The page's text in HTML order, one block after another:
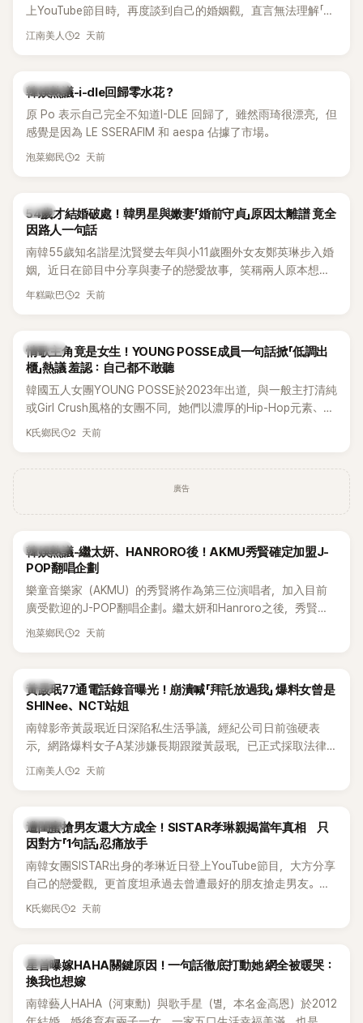
上YouTube節目時，再度談到自己的婚姻觀，直言無法理解「連
另一半的口臭、便便臭都要愛」這種說法，更大方表明自己是不
江南美人 2 天前
熱議討論
韓娛熱議-i-dle回歸零水花？
原 Po 表示自己完全不知道I-DLE 回歸了，雖然雨琦很漂亮，但
感覺是因為 LE SSERAFIM 和 aespa 佔據了市場。
泡菜鄉民 2 天前
韓星
54歲才結婚破處！韓男星與嫩妻「婚前守貞」原因太離譜 竟全
因路人一句話
南韓55歲知名諧星沈賢燮去年與小11歲圈外女友鄭英琳步入婚
姻，近日在節目中分享與妻子的戀愛故事，笑稱兩人原本想享
受兩人世界，沒想到站在飯店門口時竟被路人認出，還一路替
年糕歐巴 2 天前
K-POP
情歌主角竟是女生！YOUNG POSSE成員一句話掀「低調出
櫃」熱議 羞認：自己都不敢聽
韓國五人女團YOUNG POSSE於2023年出道，與一般主打清純
或Girl Crush風格的女團不同，她們以濃厚的Hip-Hop元素、自
創Rap及成員親自參與創作為特色，MV也融入美式街頭、塗
K氏鄉民 2 天前
廣告
熱議討論
韓娛熱議-繼太妍、HANRORO後！AKMU秀賢確定加盟J-
POP翻唱企劃
樂童音樂家（AKMU）的秀賢將作為第三位演唱者，加入目前
廣受歡迎的J-POP翻唱企劃。繼太妍和Hanroro之後，秀賢已
獲選為第三首翻唱歌曲的主唱，並於近期完成錄音。
泡菜鄉民 2 天前
韓星
黃晸珉77通電話錄音曝光！崩潰喊「拜託放過我」 爆料女曾是
SHINee、NCT站姐
南韓影帝黃晸珉近日深陷私生活爭議，經紀公司日前強硬表
示，網路爆料女子A某涉嫌長期跟蹤黃晸珉，已正式採取法律
行動。不過，A並未停止發聲，持續透過社群平台公開爆料，反
的錄音內容，而A也首度承認自己過去曾是SHINee、NCT等偶
像團體的「站姐」，事件持續延燒。
江南美人 2 天前
K-POP
遭閨蜜搶男友還大方成全！SISTAR孝琳親揭當年真相 只
因對方「1句話」忍痛放手
南韓女團SISTAR出身的孝琳近日登上YouTube節目，大方分享
自己的戀愛觀，更首度坦承過去曾遭最好的朋友搶走男友。她
表示，當時選擇瀟灑放手，但如果同樣的事情現在再發生，「我
K氏鄉民 2 天前
韓星
星首曝嫁HAHA關鍵原因！一句話徹底打動她 網全被暖哭：
換我也想嫁
南韓藝人HAHA（河東勳）與歌手星（별，本名金高恩）於2012